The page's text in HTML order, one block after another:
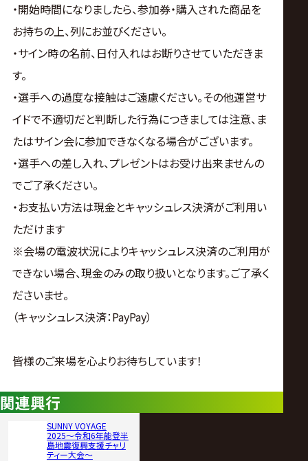
・開始時間になりましたら、参加券・購入された商品を
お持ちの上、列にお並びください。
・サイン時の名前、日付入れはお断りさせていただきま
す。
・選手への過度な接触はご遠慮ください。その他運営サ
イドで不適切だと判断した行為につきましては注意、ま
たはサイン会に参加できなくなる場合がございます。
・選手への差し入れ、プレゼントはお受け出来ませんの
でご了承ください。
・お支払い方法は現金とキャッシュレス決済がご利用い
ただけます
※会場の電波状況によりキャッシュレス決済のご利用が
できない場合、現金のみの取り扱いとなります。ご了承く
ださいませ。
（キャッシュレス決済：PayPay）
皆様のご来場を心よりお待ちしています！
関連興行
SUNNY VOYAGE
2025〜令和6年能登半
島地震復興支援チャリ
ティー大会〜